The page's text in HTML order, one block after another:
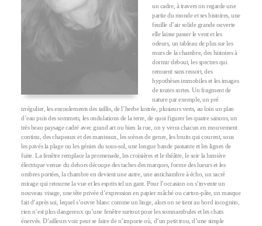
un cadre, à travers on regarde une
partie du monde et ses histoires, une
feuille d’air solide grande ouverte
elle laisse passer le vent et les
odeurs, un tableau de plus sur les
murs de la chambre, des histoires à
dormir debout, les spectres qui
remuent sans ressort, des
hypothèses immobiles et les images
de toutes sortes. Un fragment de
nature par exemple, un pré
irrégulier, les enroulements des taillis, de l’herbe lustrée, plusieurs verts, au loin un plan
d’eau puis des sommets, les ondulations de la terre, de quoi figurer les quatre saisons, un
très beau paysage cadré avec grand art ou bien la rue, on y verra chacun en mouvement
continu, des chapeaux et des manteaux, les scènes de genre, les bruits qui courent, sous
les pavés la plage ou les génies du sous-sol, une longue bande passante et les lignes de
fuite. La fenêtre remplace la promenade, les croisières et le théâtre, le soir la lumière
électrique venue du dehors découpe des taches des marques, forme des lueurs et les
ombres portées, la chambre en devient une autre, une antichambre à écho, un sacré
mirage qui retourne la vue et les esprits tel un gant. Pour l’occasion on s’invente un
nouveau visage, une tête privée d’expression en papier mâché ou carton-pâte, un masque
fait d’après soi, lequel s’ouvre blanc comme un linge, alors on se tient au bord incognito,
rien n’est plus dangereux qu’une fenêtre surtout pour les somnambules et les chats
énervés. D’ailleurs voir peut se faire de n’importe où, d’un petit trou, d’une simple